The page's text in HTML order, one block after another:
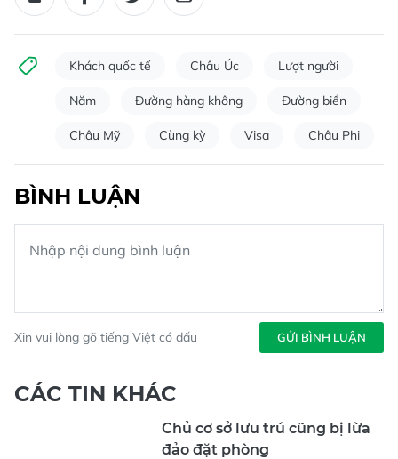
Khách quốc tế Châu Úc Lượt người
Năm Đường hàng không Đường biển
Châu Mỹ Cùng kỳ Visa Châu Phi
BÌNH LUẬN
Xin vui lòng gõ tiếng Việt có dấu GỬI BÌNH LUẬN
CÁC TIN KHÁC
Chủ cơ sở lưu trú cũng bị lừa
đảo đặt phòng